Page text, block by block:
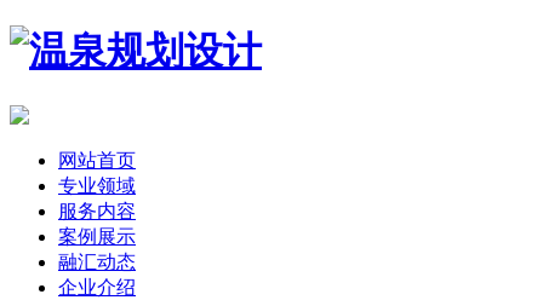
网站首页
专业领域
服务内容
案例展示
融汇动态
企业介绍